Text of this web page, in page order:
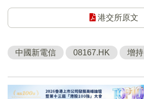
港交所原文
中國新電信 08167.HK 增持